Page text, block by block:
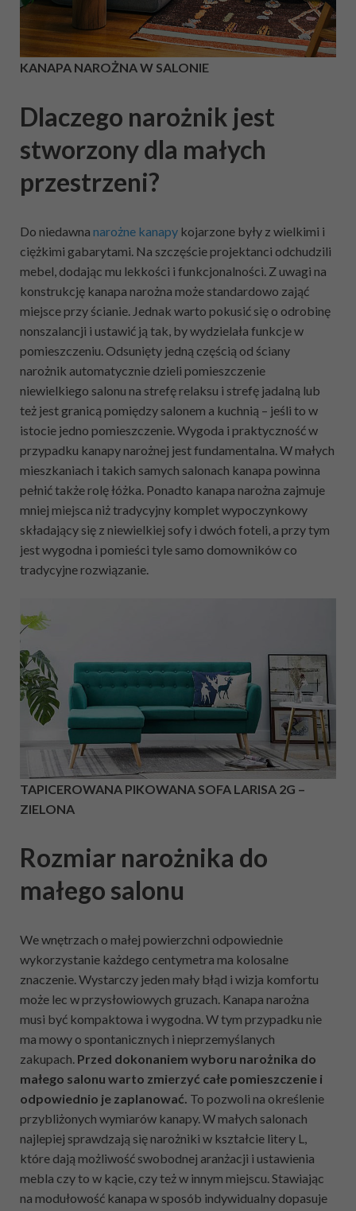
KANAPA NAROŻNA W SALONIE
Dlaczego narożnik jest
stworzony dla małych
przestrzeni?
Do niedawna narożne kanapy kojarzone były z wielkimi i
ciężkimi gabarytami. Na szczęście projektanci odchudzili
mebel, dodając mu lekkości i funkcjonalności. Z uwagi na
konstrukcję kanapa narożna może standardowo zająć
miejsce przy ścianie. Jednak warto pokusić się o odrobinę
nonszalancji i ustawić ją tak, by wydzielała funkcje w
pomieszczeniu. Odsunięty jedną częścią od ściany
narożnik automatycznie dzieli pomieszczenie
niewielkiego salonu na strefę relaksu i strefę jadalną lub
też jest granicą pomiędzy salonem a kuchnią – jeśli to w
istocie jedno pomieszczenie. Wygoda i praktyczność w
przypadku kanapy narożnej jest fundamentalna. W małych
mieszkaniach i takich samych salonach kanapa powinna
pełnić także rolę łóżka. Ponadto kanapa narożna zajmuje
mniej miejsca niż tradycyjny komplet wypoczynkowy
składający się z niewielkiej sofy i dwóch foteli, a przy tym
jest wygodna i pomieści tyle samo domowników co
tradycyjne rozwiązanie.
TAPICEROWANA PIKOWANA SOFA LARISA 2G –
ZIELONA
Rozmiar narożnika do
małego salonu
We wnętrzach o małej powierzchni odpowiednie
wykorzystanie każdego centymetra ma kolosalne
znaczenie. Wystarczy jeden mały błąd i wizja komfortu
może lec w przysłowiowych gruzach. Kanapa narożna
musi być kompaktowa i wygodna. W tym przypadku nie
ma mowy o spontanicznych i nieprzemyślanych
zakupach. Przed dokonaniem wyboru narożnika do
małego salonu warto zmierzyć całe pomieszczenie i
odpowiednio je zaplanować. To pozwoli na określenie
przybliżonych wymiarów kanapy. W małych salonach
najlepiej sprawdzają się narożniki w kształcie litery L,
które dają możliwość swobodnej aranżacji i ustawienia
mebla czy to w kącie, czy też w innym miejscu. Stawiając
na modułowość kanapa w sposób indywidualny dopasuje